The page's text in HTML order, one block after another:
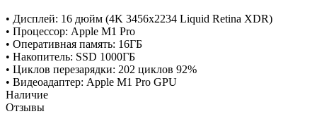
• Дисплей: 16 дюйм (4K 3456x2234 Liquid Retina XDR)
• Процессор: Apple M1 Pro
• Оперативная память: 16ГБ
• Накопитель: SSD 1000ГБ
• Циклов перезарядки: 202 циклов 92%
• Видеоадаптер: Apple M1 Pro GPU
Наличие
Отзывы